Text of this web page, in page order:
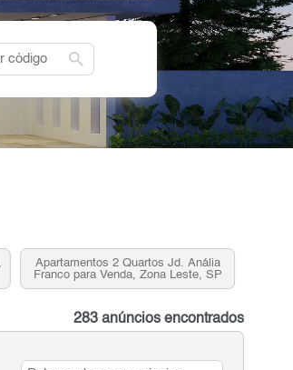
search
Apartamentos 2 Quartos Jd. Anália
Franco para Venda, Zona Leste, SP
283 anúncios encontrados